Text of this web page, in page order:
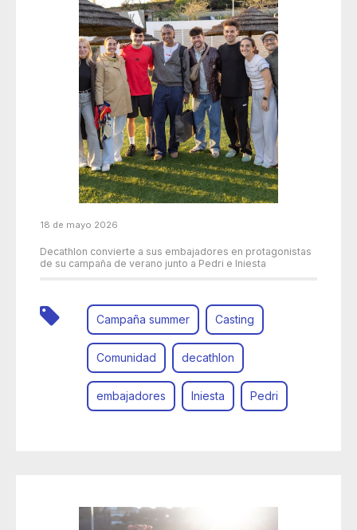
18 de mayo 2026
Decathlon convierte a sus embajadores en protagonistas
de su campaña de verano junto a Pedri e Iniesta
Campaña summer Casting
Comunidad decathlon
embajadores Iniesta Pedri